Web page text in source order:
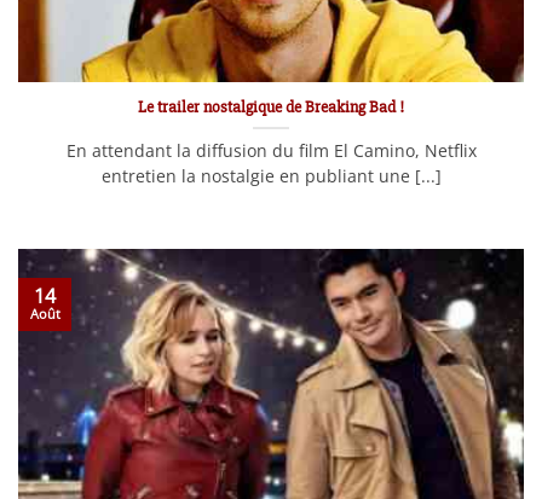
Le trailer nostalgique de Breaking Bad !
En attendant la diffusion du film El Camino, Netflix
entretien la nostalgie en publiant une [...]
14
Août